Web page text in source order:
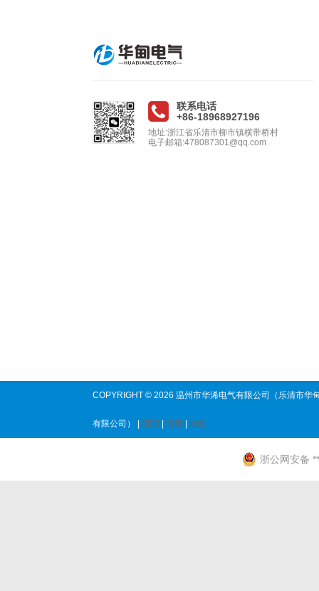
联系电话
+86-18968927196
地址:浙江省乐清市柳市镇横带桥村
电子邮箱:478087301@qq.com
COPYRIGHT © 2026 温州市华浠电气有限公司（乐清市华
有限公司） | SEO 百度 地图
浙公网安备